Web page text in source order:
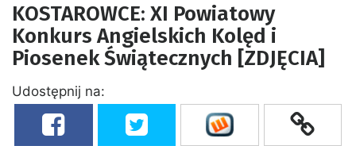
KOSTAROWCE: XI Powiatowy
Konkurs Angielskich Kolęd i
Piosenek Świątecznych [ZDJĘCIA]
Udostępnij na: